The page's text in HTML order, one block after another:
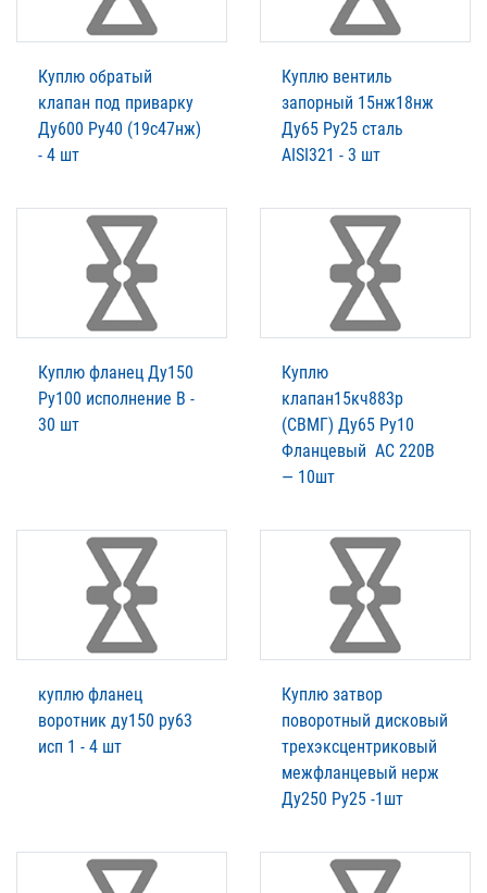
Куплю обратый
клапан под приварку
Ду600 Ру40 (19с47нж)
- 4 шт
Куплю вентиль
запорный 15нж18нж
Ду65 Pу25 сталь
AISI321 - 3 шт
Куплю фланец Ду150
Ру100 исполнение В -
30 шт
Куплю
клапан15кч883р
(СВМГ) Ду65 Ру10
Фланцевый АС 220В
— 10шт
куплю фланец
воротник ду150 ру63
исп 1 - 4 шт
Куплю затвор
поворотный дисковый
трехэксцентриковый
межфланцевый нерж
Ду250 Ру25 -1шт